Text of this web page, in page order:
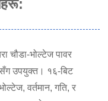
चौडा-भोल्टेज पावर
उपयुक्त। १६-बिट
वर्तमान, गति, र